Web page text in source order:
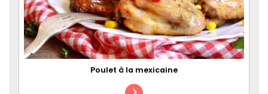
Poulet à la mexicaine